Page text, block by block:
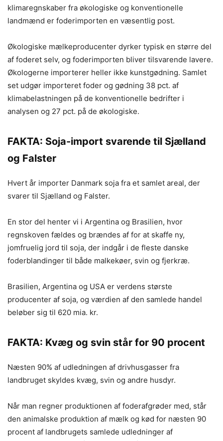
klimaregnskaber fra økologiske og konventionelle
landmænd er foderimporten en væsentlig post.
Økologiske mælkeproducenter dyrker typisk en større del
af foderet selv, og foderimporten bliver tilsvarende lavere.
Økologerne importerer heller ikke kunstgødning. Samlet
set udgør importeret foder og gødning 38 pct. af
klimabelastningen på de konventionelle bedrifter i
analysen og 27 pct. på de økologiske.
FAKTA: Soja-import svarende til Sjælland
og Falster
Hvert år importer Danmark soja fra et samlet areal, der
svarer til Sjælland og Falster.
En stor del henter vi i Argentina og Brasilien, hvor
regnskoven fældes og brændes af for at skaffe ny,
jomfruelig jord til soja, der indgår i de fleste danske
foderblandinger til både malkekøer, svin og fjerkræ.
Brasilien, Argentina og USA er verdens største
producenter af soja, og værdien af den samlede handel
beløber sig til 620 mia. kr.
FAKTA: Kvæg og svin står for 90 procent
Næsten 90% af udledningen af drivhusgasser fra
landbruget skyldes kvæg, svin og andre husdyr.
Når man regner produktionen af foderafgrøder med, står
den animalske produktion af mælk og kød for næsten 90
procent af landbrugets samlede udledninger af